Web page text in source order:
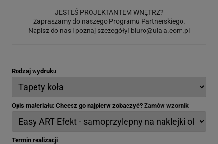
JESTEŚ PROJEKTANTEM WNĘTRZ?
Zapraszamy do naszego Programu Partnerskiego.
Napisz do nas i poznaj szczegóły! biuro@ulala.com.pl
Rodzaj wydruku
Opis materiału: Chcesz go najpierw zobaczyć? Zamów wzornik
Termin realizacji